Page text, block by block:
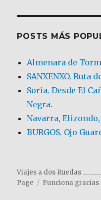
POSTS MÁS
Almenara de
SANXENXO. Ruta
Soria. Desde El
Negra.
Navarra,
BURGOS. Ojo
Viajes a dos Ruedas
Page
Funciona gracias